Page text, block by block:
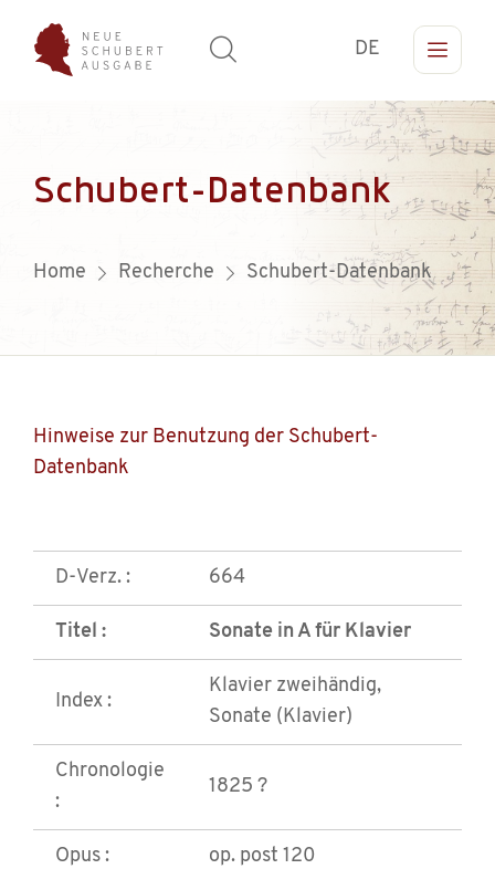
DE
Schubert-Datenbank
Home Recherche Schubert-Datenbank
Hinweise zur Benutzung der Schubert-
Datenbank
D-Verz. : 664
Titel : Sonate in A für Klavier
Index :
Klavier zweihändig,
Sonate (Klavier)
Chronologie
:
1825 ?
Opus : op. post 120